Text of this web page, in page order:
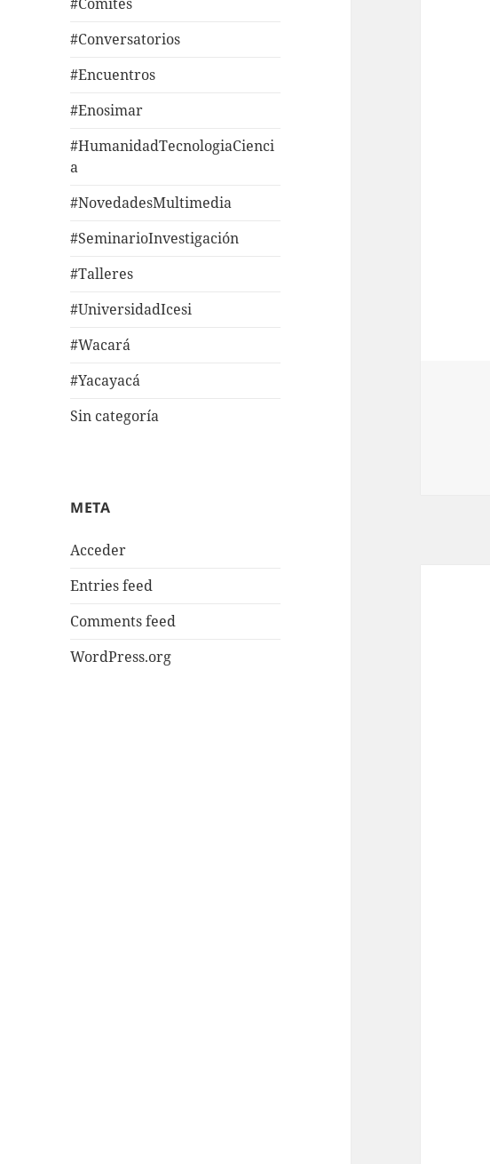
#Conversatorios
#Encuentros
#Enosimar
#HumanidadTecnologiaCienci
a
#NovedadesMultimedia
#SeminarioInvestigación
#Talleres
#UniversidadIcesi
#Wacará
#Yacayacá
Sin categoría
META
Acceder
Entries feed
Comments feed
WordPress.org